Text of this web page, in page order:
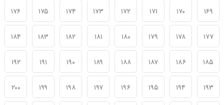
۱۶۹ ۱۷۰ ۱۷۱ ۱۷۲ ۱۷۳ ۱۷۴ ۱۷۵ ۱۷۶
۱۷۷ ۱۷۸ ۱۷۹ ۱۸۰ ۱۸۱ ۱۸۲ ۱۸۳ ۱۸۴
۱۸۵ ۱۸۶ ۱۸۷ ۱۸۸ ۱۸۹ ۱۹۰ ۱۹۱ ۱۹۲
۱۹۳ ۱۹۴ ۱۹۵ ۱۹۶ ۱۹۷ ۱۹۸ ۱۹۹ ۲۰۰